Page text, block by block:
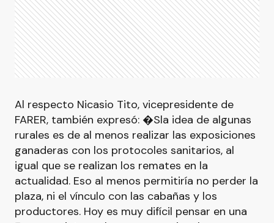
Al respecto Nicasio Tito, vicepresidente de
FARER, también expresó: �Sla idea de algunas
rurales es de al menos realizar las exposiciones
ganaderas con los protocoles sanitarios, al
igual que se realizan los remates en la
actualidad. Eso al menos permitiría no perder la
plaza, ni el vínculo con las cabañas y los
productores. Hoy es muy difícil pensar en una